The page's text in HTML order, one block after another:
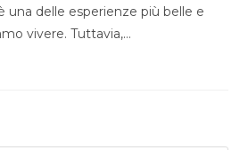
una delle esperienze più belle e
vivere. Tuttavia,…